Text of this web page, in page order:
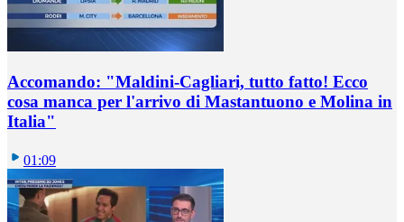
Accomando: "Maldini-Cagliari, tutto fatto! Ecco
cosa manca per l'arrivo di Mastantuono e Molina in
Italia"
01:09